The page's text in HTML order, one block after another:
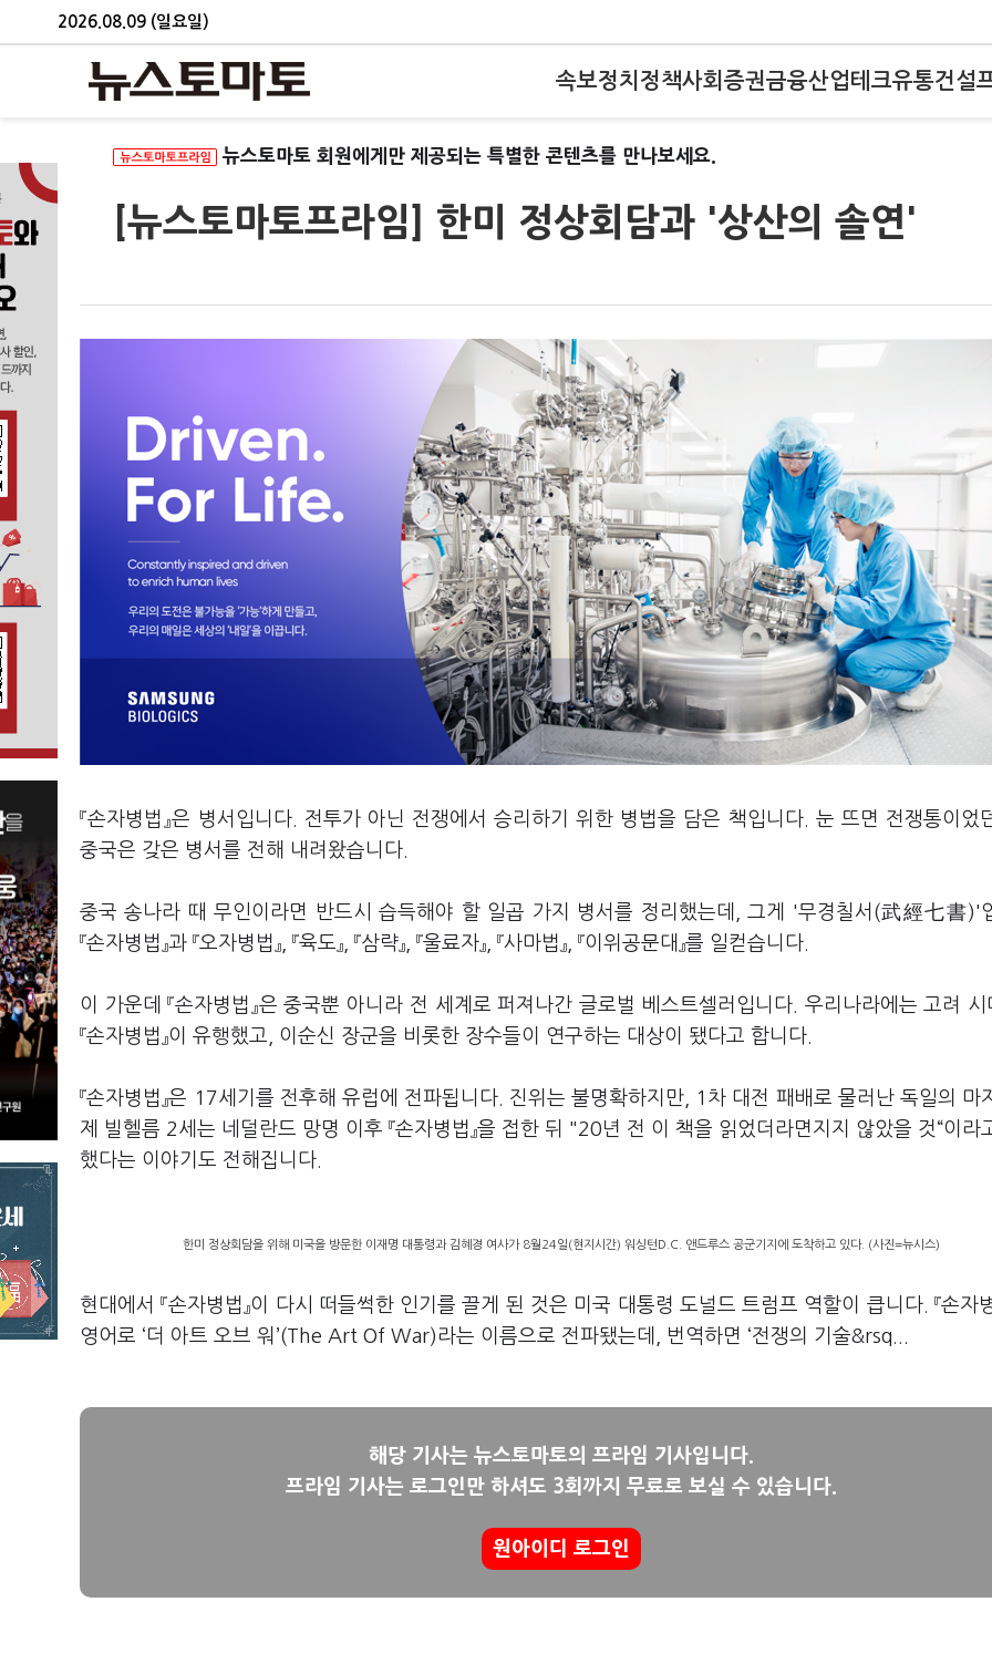
2026.08.09 (일요일)
속보정치 정책사회 증권금융산업테크유통건설
뉴스토마토 회원에게만 제공되는 특별한 콘텐츠를 만나보세요.
[뉴스토마토프라임] 한미 정상회담과 '상산의 솔연'
『손자병법』은 병서입니다. 전투가 아닌 전쟁에서 승리하기 위한 병법을 담은 책입니다. 눈 뜨면 전쟁통이었
중국은 갖은 병서를 전해 내려왔습니다.
중국 송나라 때 무인이라면 반드시 습득해야 할 일곱 가지 병서를 정리했는데, 그게 '무경칠서(武經七書)'
『손자병법』과 『오자병법』, 『육도』, 『삼략』, 『울료자』, 『사마법』, 『이위공문대』를 일컫습니다.
이 가운데 『손자병법』은 중국뿐 아니라 전 세계로 퍼져나간 글로벌 베스트셀러입니다. 우리나라에는 고려 시
『손자병법』이 유행했고, 이순신 장군을 비롯한 장수들이 연구하는 대상이 됐다고 합니다.
『손자병법』은 17세기를 전후해 유럽에 전파됩니다. 진위는 불명확하지만, 1차 대전 패배로 물러난 독일의 마
제 빌헬름 2세는 네덜란드 망명 이후 『손자병법』을 접한 뒤 "20년 전 이 책을 읽었더라면지지 않았을 것“이라
했다는 이야기도 전해집니다.
한미 정상회담을 위해 미국을 방문한 이재명 대통령과 김혜경 여사가 8월24일(현지시간) 워싱턴D.C. 앤드루스 공군기지에 도착하고 있다. (사진=뉴시스)
현대에서 『손자병법』이 다시 떠들썩한 인기를 끌게 된 것은 미국 대통령 도널드 트럼프 역할이 큽니다. 『손자
영어로 ‘더 아트 오브 워’(The Art Of War)라는 이름으로 전파됐는데, 번역하면 ‘전쟁의 기술&rsq...
해당 기사는 뉴스토마토의 프라임 기사입니다.
프라임 기사는 로그인만 하셔도 3회까지 무료로 보실 수 있습니다.
원아이디 로그인